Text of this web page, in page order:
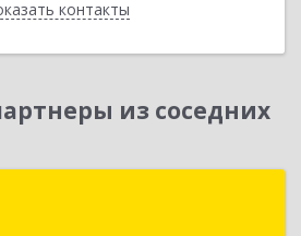
контакты
Назад
из соседних